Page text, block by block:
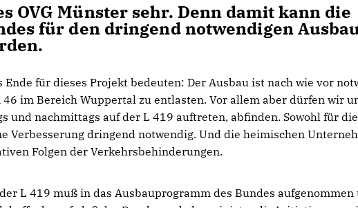
OVG Münster sehr. Denn damit kann die
für den dringend notwendigen
für dieses Projekt bedeuten: Der Ausbau ist nach wie vor
im Bereich Wuppertal zu entlasten. Vor allem aber dürfen wir
und nachmittags auf der L 419 auftreten, abfinden. Sowohl für die
Verbesserung dringend notwendig. Und die heimischen
Folgen der Verkehrsbehinderungen.
L 419 muß in das Ausbauprogramm des Bundes aufgenommen